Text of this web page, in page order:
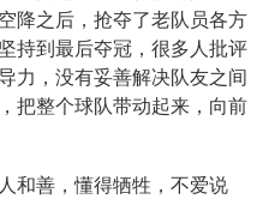
降之后，抢夺了老队员各方
持到最后夺冠，很多人批评
力，没有妥善解决队友之间
把整个球队带动起来，向前
和善，懂得牺牲，不爱说